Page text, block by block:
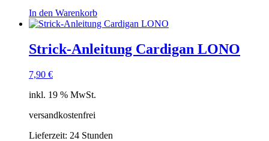
In den Warenkorb
Strick-Anleitung Cardigan LONO
7,90 €
inkl. 19 % MwSt.
versandkostenfrei
Lieferzeit: 24 Stunden